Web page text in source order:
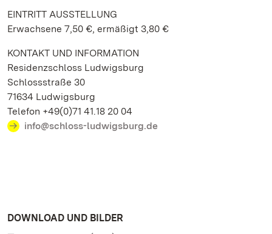
EINTRITT AUSSTELLUNG
Erwachsene 7,50 €, ermäßigt 3,80 €
KONTAKT UND INFORMATION
Residenzschloss Ludwigsburg
Schlossstraße 30
71634 Ludwigsburg
Telefon +49(0)71 41.18 20 04
info@schloss-ludwigsburg.de
DOWNLOAD UND BILDER